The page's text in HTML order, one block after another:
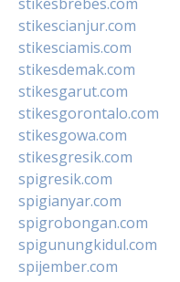
stikescianjur.com
stikesciamis.com
stikesdemak.com
stikesgarut.com
stikesgorontalo.com
stikesgowa.com
stikesgresik.com
spigresik.com
spigianyar.com
spigrobongan.com
spigunungkidul.com
spijember.com